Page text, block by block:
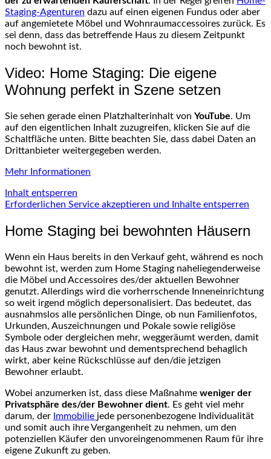
Staging-Agenturen dazu auf einen eigenen Fundus oder aber
auf angemietete Möbel und Wohnraumaccessoires zurück. Es
sei denn, dass das betreffende Haus zu diesem Zeitpunkt
noch bewohnt ist.
Video: Home Staging: Die eigene
Wohnung perfekt in Szene setzen
Sie sehen gerade einen Platzhalterinhalt von YouTube. Um
auf den eigentlichen Inhalt zuzugreifen, klicken Sie auf die
Schaltfläche unten. Bitte beachten Sie, dass dabei Daten an
Drittanbieter weitergegeben werden.
Mehr Informationen
Inhalt entsperren
Erforderlichen Service akzeptieren und Inhalte entsperren
Home Staging bei bewohnten Häusern
Wenn ein Haus bereits in den Verkauf geht, während es noch
bewohnt ist, werden zum Home Staging naheliegenderweise
die Möbel und Accessoires des/der aktuellen Bewohner
genutzt. Allerdings wird die vorherrschende Inneneinrichtung
so weit irgend möglich depersonalisiert. Das bedeutet, das
ausnahmslos alle persönlichen Dinge, ob nun Familienfotos,
Urkunden, Auszeichnungen und Pokale sowie religiöse
Symbole oder dergleichen mehr, weggeräumt werden, damit
das Haus zwar bewohnt und dementsprechend behaglich
wirkt, aber keine Rückschlüsse auf den/die jetzigen
Bewohner erlaubt.
Wobei anzumerken ist, dass diese Maßnahme weniger der
Privatsphäre des/der Bewohner dient. Es geht viel mehr
darum, der Immobilie jede personenbezogene Individualität
und somit auch ihre Vergangenheit zu nehmen, um den
potenziellen Käufer den unvoreingenommenen Raum für ihre
eigene Zukunft zu geben.